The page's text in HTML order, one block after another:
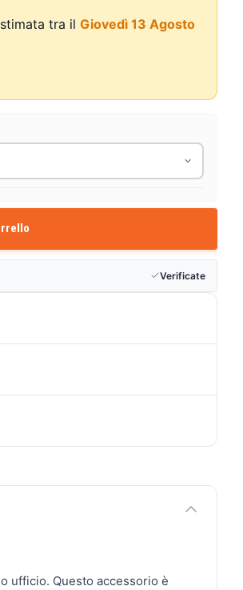
tra il Giovedì 13 Agosto
Verificate
ufficio. Questo accessorio è